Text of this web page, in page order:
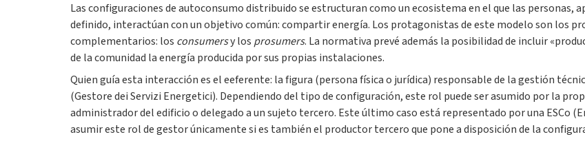
Las configuraciones de autoconsumo distribuido se estructuran como un ecosistema en el que las personas,
definido, interactúan con un objetivo común: compartir energía. Los protagonistas de este modelo son los
complementarios: los consumersy los prosumers. La normativa prevé además la posibilidad de incluir
de la comunidad la energía producida por sus propias instalaciones.
Quien guía esta interacción es el eeferente: la figura (persona física o jurídica) responsable de la gestión
(Gestore dei Servizi Energetici). Dependiendo del tipo de configuración, este rol puede ser asumido por la
administrador del edificio o delegado a un sujeto tercero. Este último caso está representado por una ESCo
asumir este rol de gestor únicamente si es también el productor tercero que pone a disposición de la